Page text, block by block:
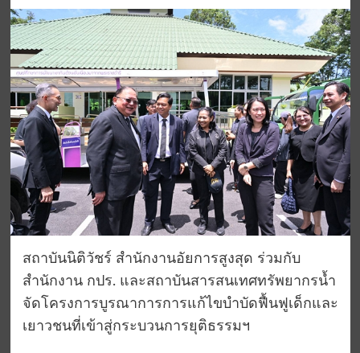
สถาบันนิติวัชร์ สำนักงานอัยการสูงสุด ร่วมกับ
สำนักงาน กปร. และสถาบันสารสนเทศทรัพยากรน้ำ
จัดโครงการบูรณาการการแก้ไขบำบัดฟื้นฟูเด็กและ
เยาวชนที่เข้าสู่กระบวนการยุติธรรมฯ